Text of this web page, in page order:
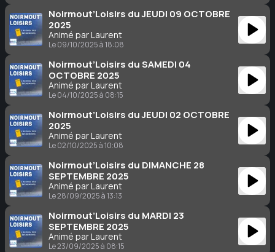
Noirmout’Loisirs du JEUDI 09 OCTOBRE
2025
Animé par Laurent
Le 09/10/2025 à 18:08
Noirmout’Loisirs du SAMEDI 04
OCTOBRE 2025
Animé par Laurent
Le 04/10/2025 à 08:15
Noirmout’Loisirs du JEUDI 02 OCTOBRE
2025
Animé par Laurent
Le 02/10/2025 à 10:08
Noirmout’Loisirs du DIMANCHE 28
SEPTEMBRE 2025
Animé par Laurent
Le 28/09/2025 à 13:13
Noirmout’Loisirs du MARDI 23
SEPTEMBRE 2025
Animé par Laurent
Le 23/09/2025 à 08:15